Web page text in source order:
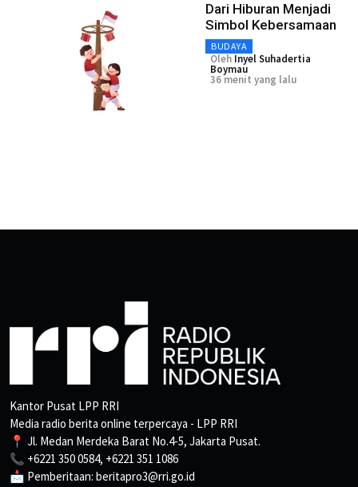
Dari Hiburan Menjadi
Simbol Kebersamaan
BUDAYA
Oleh Inyel Suhadertia
Boymau
36 menit yang lalu
Kantor Pusat LPP RRI
Media radio berita online terpercaya - LPP RRI
📍 Jl. Medan Merdeka Barat No.4-5, Jakarta Pusat.
📞 +6221 350 0584, +6221 351 1086
📩 Pemberitaan: beritapro3@rri.go.id